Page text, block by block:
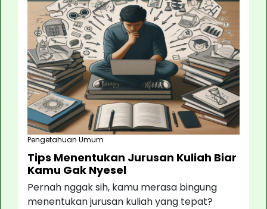
Pengetahuan Umum
Tips Menentukan Jurusan Kuliah Biar
Kamu Gak Nyesel
Pernah nggak sih, kamu merasa bingung
menentukan jurusan kuliah yang tepat?